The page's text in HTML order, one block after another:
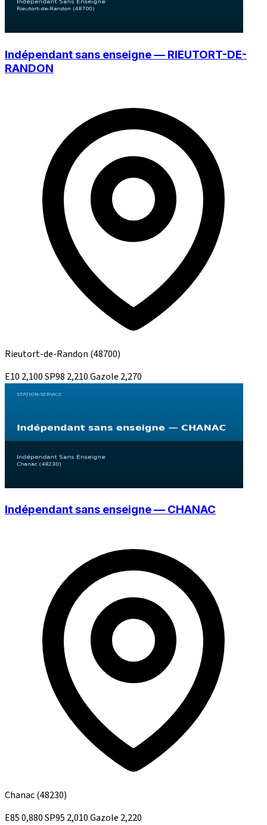
Indépendant sans enseigne — RIEUTORT-DE-
RANDON
Rieutort-de-Randon (48700)
E10 2,100SP98 2,210Gazole 2,270
Indépendant sans enseigne — CHANAC
Chanac(48230)
E850,880SP95 2,010Gazole 2,220